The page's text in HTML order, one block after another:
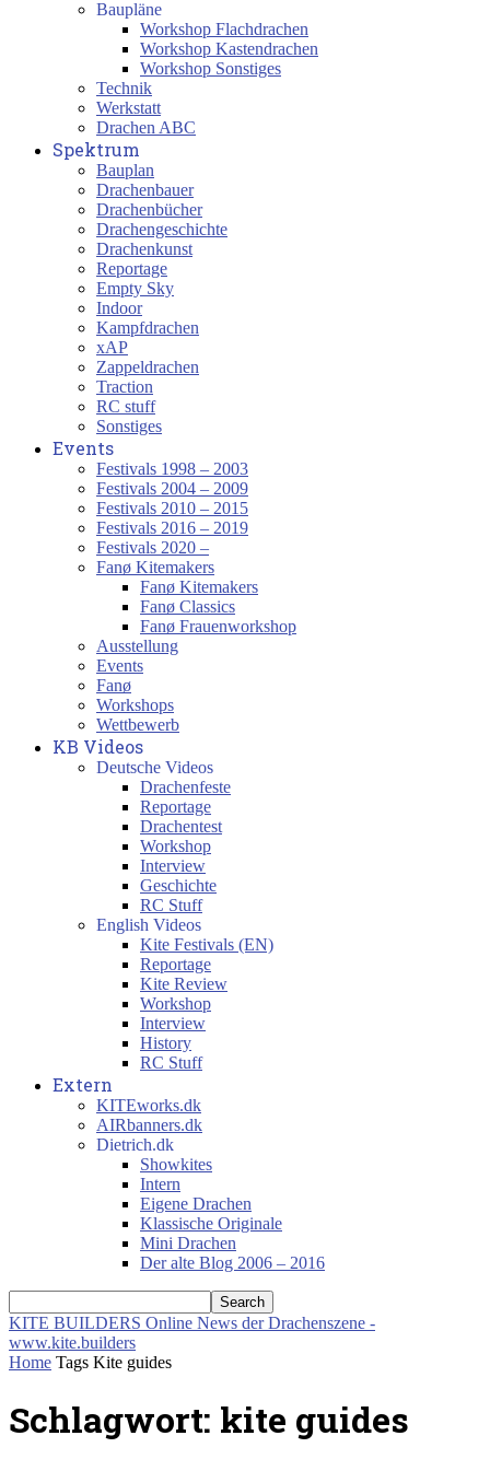
Baupläne
Workshop Flachdrachen
Workshop Kastendrachen
Workshop Sonstiges
Technik
Werkstatt
Drachen ABC
Spektrum
Bauplan
Drachenbauer
Drachenbücher
Drachengeschichte
Drachenkunst
Reportage
Empty Sky
Indoor
Kampfdrachen
xAP
Zappeldrachen
Traction
RC stuff
Sonstiges
Events
Festivals 1998 – 2003
Festivals 2004 – 2009
Festivals 2010 – 2015
Festivals 2016 – 2019
Festivals 2020 –
Fanø Kitemakers
Fanø Kitemakers
Fanø Classics
Fanø Frauenworkshop
Ausstellung
Events
Fanø
Workshops
Wettbewerb
KB Videos
Deutsche Videos
Drachenfeste
Reportage
Drachentest
Workshop
Interview
Geschichte
RC Stuff
English Videos
Kite Festivals (EN)
Reportage
Kite Review
Workshop
Interview
History
RC Stuff
Extern
KITEworks.dk
AIRbanners.dk
Dietrich.dk
Showkites
Intern
Eigene Drachen
Klassische Originale
Mini Drachen
Der alte Blog 2006 – 2016
KITE BUILDERS Online News der Drachenszene -
www.kite.builders
Home Tags Kite guides
Schlagwort: kite guides